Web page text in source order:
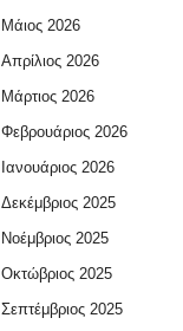
Μάιος 2026
Απρίλιος 2026
Μάρτιος 2026
Φεβρουάριος 2026
Ιανουάριος 2026
Δεκέμβριος 2025
Νοέμβριος 2025
Οκτώβριος 2025
Σεπτέμβριος 2025